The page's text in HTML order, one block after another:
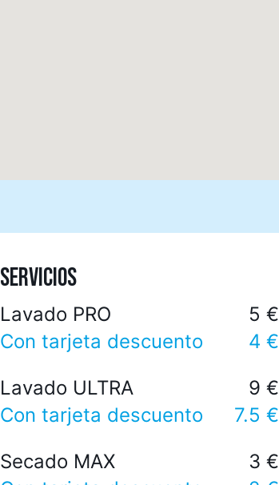
SERVICIOS
Lavado PRO
5 €
Con tarjeta descuento
4 €
Lavado ULTRA
9 €
Con tarjeta descuento
7.5 €
Secado MAX
3 €